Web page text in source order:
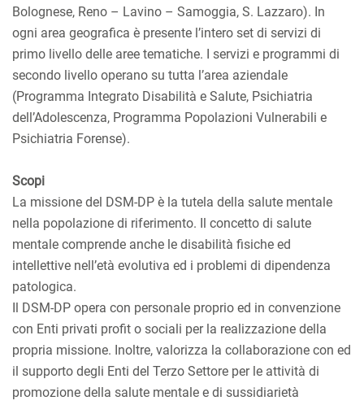
Bolognese, Reno – Lavino – Samoggia, S. Lazzaro). In
ogni area geografica è presente l’intero set di servizi di
primo livello delle aree tematiche. I servizi e programmi di
secondo livello operano su tutta l’area aziendale
(Programma Integrato Disabilità e Salute, Psichiatria
dell’Adolescenza, Programma Popolazioni Vulnerabili e
Psichiatria Forense).
Scopi
La missione del DSM-DP è la tutela della salute mentale
nella popolazione di riferimento. Il concetto di salute
mentale comprende anche le disabilità fisiche ed
intellettive nell’età evolutiva ed i problemi di dipendenza
patologica.
Il DSM-DP opera con personale proprio ed in convenzione
con Enti privati profit o sociali per la realizzazione della
propria missione. Inoltre, valorizza la collaborazione con ed
il supporto degli Enti del Terzo Settore per le attività di
promozione della salute mentale e di sussidiarietà